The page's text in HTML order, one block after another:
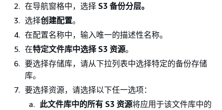
在导航窗格中，选择 S3 备份分层。
选择创建配置。
在配置名称中，输入唯一的描述性名称。
在特定文件库中选择 S3 资源。
要选择存储库，请从下拉列表中选择特定的备份存储
库。
要选择资源，请选择以下任一选项：
此文件库中的所有 S3 资源将应用于该文件库中的